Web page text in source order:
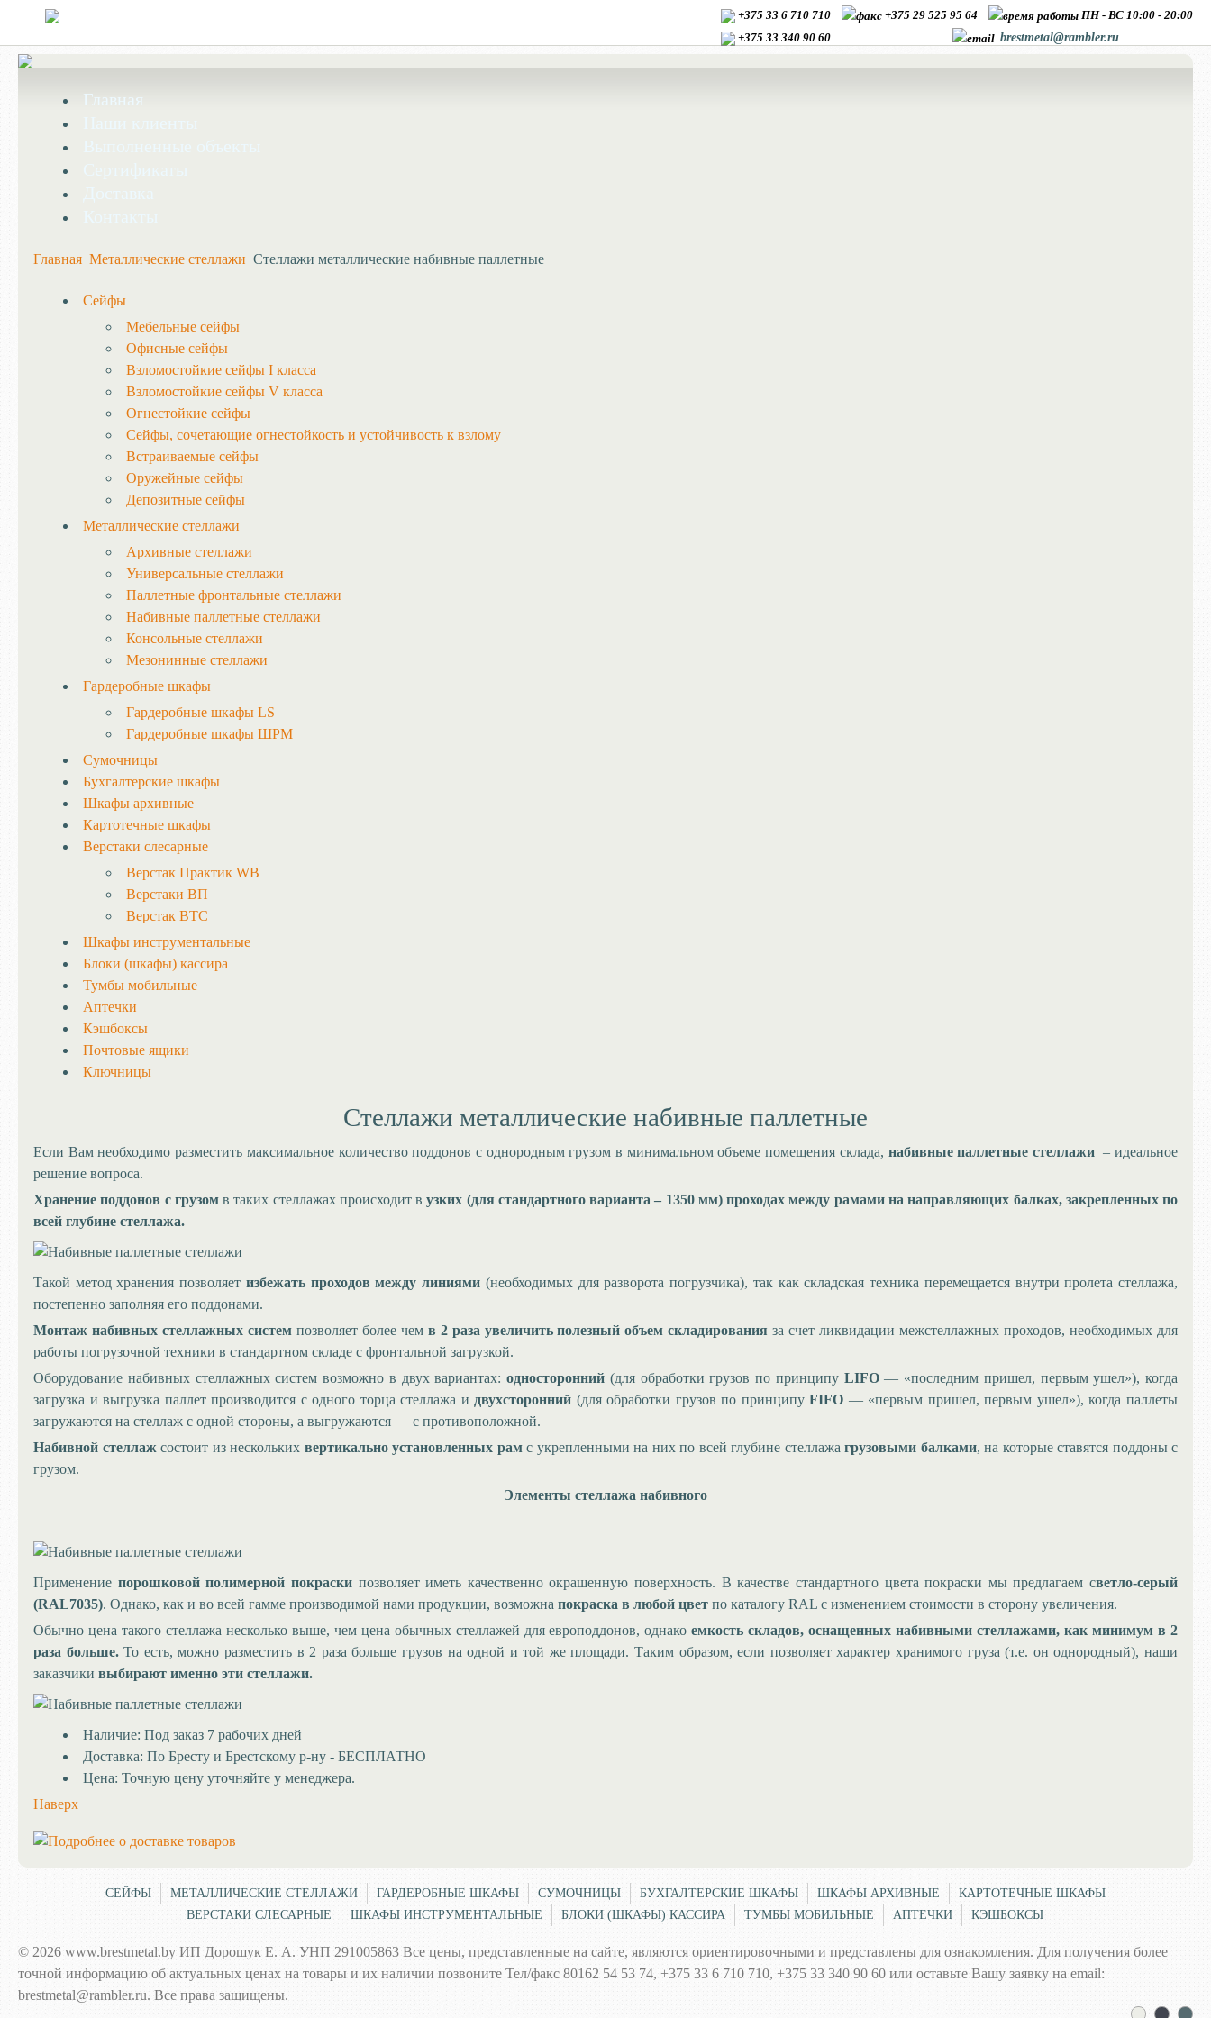
+375 33 6 710 710 +375 29 525 95 64
ПН - ВС 10:00 - 20:00
+375 33 340 90 60 brestmetal@rambler.ru
Главная
Главная Металлические стеллажи Стеллажи металлические набивные паллетные
Сейфы
Мебельные сейфы
Офисные сейфы
Взломостойкие сейфы I класса
Взломостойкие сейфы V класса
Огнестойкие сейфы
Сейфы, сочетающие огнестойкость и устойчивость к взлому
Встраиваемые сейфы
Оружейные сейфы
Депозитные сейфы
Металлические стеллажи
Архивные стеллажи
Универсальные стеллажи
Паллетные фронтальные стеллажи
Набивные паллетные стеллажи
Консольные стеллажи
Мезонинные стеллажи
Гардеробные шкафы
Гардеробные шкафы LS
Гардеробные шкафы ШРМ
Сумочницы
Бухгалтерские шкафы
Шкафы архивные
Картотечные шкафы
Верстаки слесарные
Верстак Практик WB
Верстаки ВП
Верстак ВТС
Шкафы инструментальные
Блоки (шкафы) кассира
Тумбы мобильные
Аптечки
Кэшбоксы
Почтовые ящики
Ключницы
Стеллажи металлические набивные паллетные
Если Вам необходимо разместить максимальное количество поддонов с однородным грузом в минимальном объеме помещения склада, набивные паллетные стеллажи– идеальное
решение вопроса.
Хранение поддонов с грузомв таких стеллажах происходит вузких (для стандартного варианта – 1350 мм) проходах между рамами на направляющих балках, закрепленных по
всей глубине стеллажа.
Такой метод хранения позволяет избежать проходов между линиями (необходимых для разворота погрузчика), так как складская техника перемещается внутри пролета стеллажа,
постепенно заполняя его поддонами.
Монтаж набивных стеллажных системпозволяет более чем в 2 раза увеличить полезный объем складирования за счет ликвидации межстеллажных проходов, необходимых для
работы погрузочной техники в стандартном складе с фронтальной загрузкой.
Оборудование набивных стеллажных систем возможно в двух вариантах: односторонний (для обработки грузов по принципу LIFO— «последним пришел, первым ушел»), когда
загрузка и выгрузка паллет производится с одного торца стеллажа и двухсторонний (для обработки грузов по принципуFIFO — «первым пришел, первым ушел»), когда паллеты
загружаются на стеллаж с одной стороны, а выгружаются — с противоположной.
Набивной стеллаж состоит из нескольких вертикально установленных рамс укрепленными на них по всей глубине стеллажа грузовыми балками, на которые ставятся поддоны с
грузом.
Элементы стеллажа набивного
Применение порошковой полимерной покраскипозволяет иметь качественно окрашенную поверхность. В качестве стандартного цвета покраски мы предлагаем светло-серый
(RAL7035). Однако, как и во всей гамме производимой нами продукции, возможна покраска в любой цвет по каталогу RAL с изменением стоимости в сторону увеличения.
Обычно цена такого стеллажа несколько выше, чем цена обычных стеллажей для европоддонов, однакоемкость складов, оснащенных набивными стеллажами, как минимум в 2
раза больше.То есть, можно разместить в 2 раза больше грузов на одной и той же площади. Таким образом, если позволяет характер хранимого груза (т.е. он однородный), наши
заказчики выбирают именно эти стеллажи.
Наличие: Под заказ 7 рабочих дней
Доставка: По Бресту и Брестскому р-ну - БЕСПЛАТНО
Цена: Точную цену уточняйте у менеджера.
Наверх
СЕЙФЫ МЕТАЛЛИЧЕСКИЕ СТЕЛЛАЖИ ГАРДЕРОБНЫЕ ШКАФЫ СУМОЧНИЦЫ БУХГАЛТЕРСКИЕ ШКАФЫ ШКАФЫ АРХИВНЫЕ
КАРТОТЕЧНЫЕ ШКАФЫ
ВЕРСТАКИ СЛЕСАРНЫЕ
ШКАФЫ ИНСТРУМЕНТАЛЬНЫЕ БЛОКИ (ШКАФЫ) КАССИРА ТУМБЫ МОБИЛЬНЫЕ АПТЕЧКИ КЭШБОКСЫ
© 2026 www.brestmetal.by ИП Дорошук Е. А. УНП 291005863 Все цены, представленные на сайте, являются ориентировочными и представлены для ознакомления. Для получения более
точной информацию об актуальных ценах на товары и их наличии позвоните Тел/факс 80162 54 53 74, +375 33 6 710 710, +375 33 340 90 60 или оставьте Вашу заявку на email:
brestmetal@rambler.ru. Все права защищены.